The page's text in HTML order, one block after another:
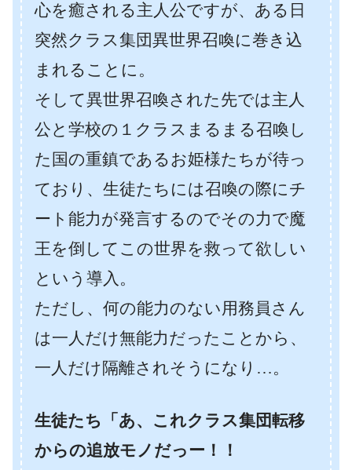
心を癒される主人公ですが、ある日
突然クラス集団異世界召喚に巻き込
まれることに。
そして異世界召喚された先では主人
公と学校の１クラスまるまる召喚し
た国の重鎮であるお姫様たちが待っ
ており、生徒たちには召喚の際にチ
ート能力が発言するのでその力で魔
王を倒してこの世界を救って欲しい
という導入。
ただし、何の能力のない用務員さん
は一人だけ無能力だったことから、
一人だけ隔離されそうになり…。
生徒たち「あ、これクラス集団転移
からの追放モノだっー！！